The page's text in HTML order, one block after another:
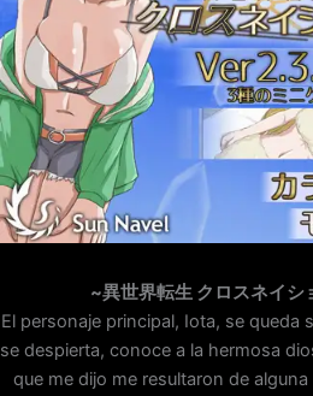
~異世界転生 クロスネイシ
El personaje principal, Iota, se queda
se despierta, conoce a la hermosa
que me dijo me resultaron de